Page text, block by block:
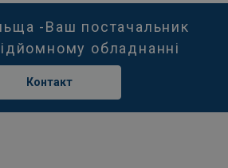
-Ваш постачальник
обладнанні
Контакт